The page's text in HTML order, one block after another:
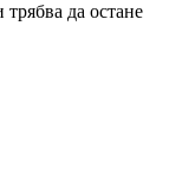
да остане